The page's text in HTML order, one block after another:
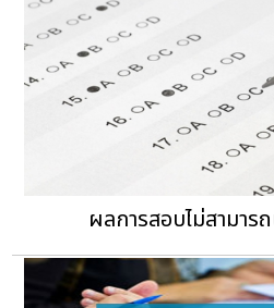
ผลการสอบไม่สามาร